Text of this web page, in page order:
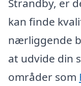
Strandby, er
kan finde
nærliggende
at udvide din
områder som